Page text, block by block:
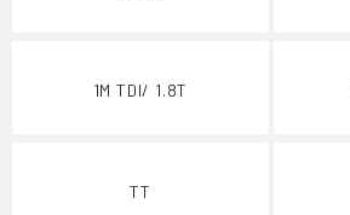
1M TDI/ 1.8T
TT